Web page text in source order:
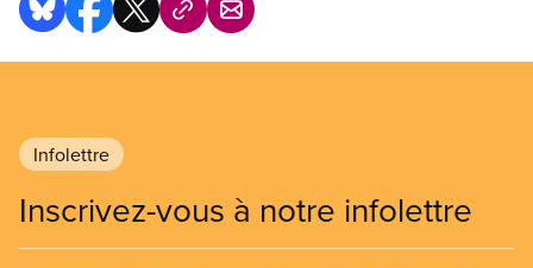
Infolettre
Inscrivez-vous à notre infolettre